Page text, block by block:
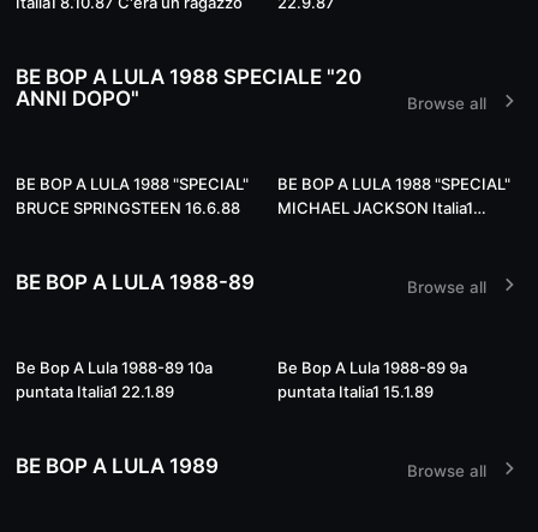
BE BOP A LULA 1988 SPECIALE "20
ANNI DOPO"
Browse all
51:29
BE BOP A LULA 1988 "SPECIAL"
BRUCE SPRINGSTEEN 16.6.88
49:27
BE BOP A LULA 1988 "SPECIAL"
MICHAEL JACKSON Italia1
BE BOP A LULA 1988-89 Browse all
01:07:05
Be Bop A Lula 1988-89 10a
puntata Italia1 22.1.89
Be Bop A Lula 1988-89 9a
puntata Italia1 15.1.89
BE BOP A LULA 1989 Browse all